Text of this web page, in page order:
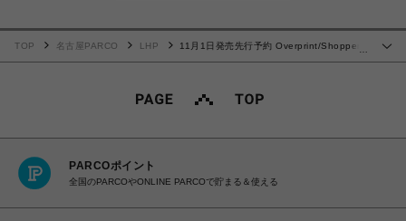
…
TOP 名古屋PARCO LHP
11月1日発売先行予約 Overprint/Shopper
PARCOポイント
全国のPARCOやONLINE PARCOで貯まる＆使える